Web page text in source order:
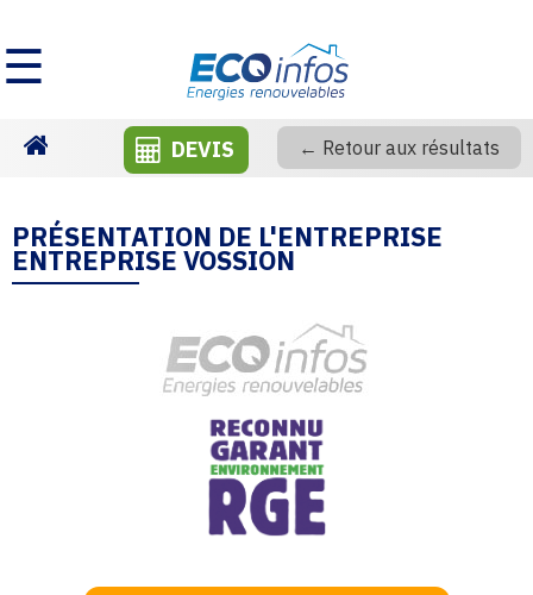
☰
DEVIS ← Retour aux résultats
PRÉSENTATION DE L'ENTREPRISE
ENTREPRISE VOSSION